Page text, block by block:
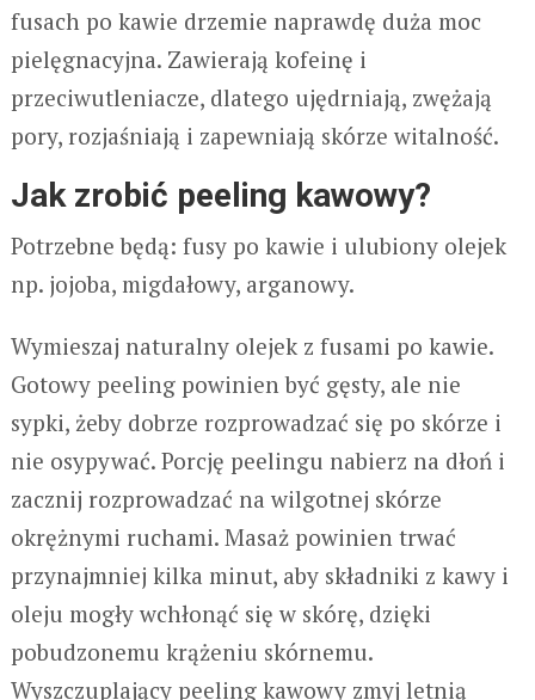
fusach po kawie drzemie naprawdę duża moc
pielęgnacyjna. Zawierają kofeinę i
przeciwutleniacze, dlatego ujędrniają, zwężają
pory, rozjaśniają i zapewniają skórze witalność.
Jak zrobić peeling kawowy?
Potrzebne będą: fusy po kawie i ulubiony olejek
np. jojoba, migdałowy, arganowy.
Wymieszaj naturalny olejek z fusami po kawie.
Gotowy peeling powinien być gęsty, ale nie
sypki, żeby dobrze rozprowadzać się po skórze i
nie osypywać. Porcję peelingu nabierz na dłoń i
zacznij rozprowadzać na wilgotnej skórze
okrężnymi ruchami. Masaż powinien trwać
przynajmniej kilka minut, aby składniki z kawy i
oleju mogły wchłonąć się w skórę, dzięki
pobudzonemu krążeniu skórnemu.
Wyszczuplający peeling kawowy zmyj letnią